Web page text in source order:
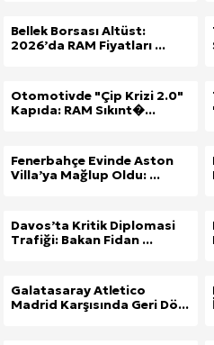
Bellek Borsası Altüst:
2026’da RAM Fiyatları ...
Otomotivde "Çip Krizi 2.0"
Kapıda: RAM Sıkınt�...
Fenerbahçe Evinde Aston
Villa’ya Mağlup Oldu: ...
Davos’ta Kritik Diplomasi
Trafiği: Bakan Fidan ...
Galatasaray Atletico
Madrid Karşısında Geri Dö...